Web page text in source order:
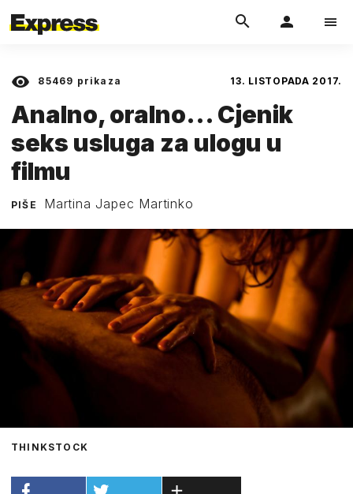
85469 prikaza 13. LISTOPADA 2017.
Analno, oralno... Cjenik
seks usluga za ulogu u
filmu
PIŠE Martina Japec Martinko
THINKSTOCK